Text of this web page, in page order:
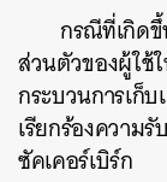
กรณีที่เกิด
ส่วนตัวของผู้ใช้
กระบวนการเก็
เรียกร้องความ
ซัคเคอร์เบิร์ก